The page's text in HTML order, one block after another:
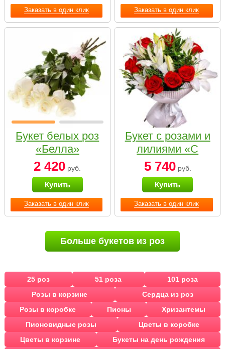
Заказать в один клик Заказать в один клик
Заказать в один клик
Букет белых роз
«Белла»
2 420 руб.
Купить
Заказать в один клик
Букет с розами и
лилиями «С
наилучшими
пожеланиями»
5 740руб.
Купить
Больше букетов из роз
25 роз 51 роза
101 роза
Розы в корзине
Сердца из роз
Розы в коробке
Пионы
Хризантемы
Пионовидные розы
Цветы в коробке
Цветы в корзине
Букеты на день рождения